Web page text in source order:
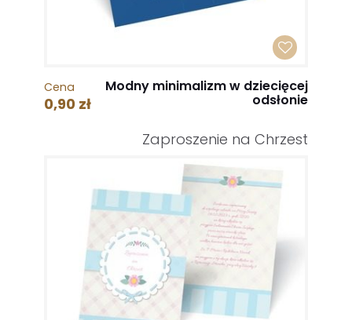
Cena
0,90 zł
Modny minimalizm w dziecięcej
odsłonie
Zaproszenie na Chrzest